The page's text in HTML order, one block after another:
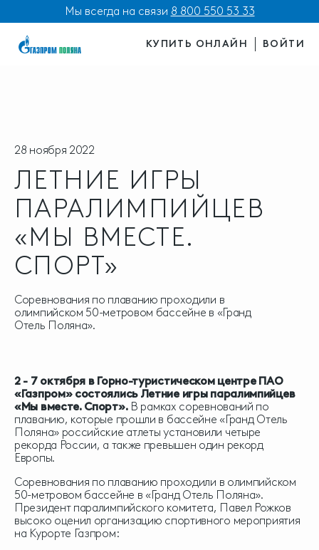
Мы всегда на связи 8 800 550 53 33
КУПИТЬ ОНЛАЙН ВОЙТИ
28 ноября 2022
ЛЕТНИЕ ИГРЫ
ПАРАЛИМПИЙЦЕВ
«МЫ ВМЕСТЕ.
СПОРТ»
Соревнования по плаванию проходили в
олимпийском 50-метровом бассейне в «Гранд
Отель Поляна».
2 - 7 октября в Горно-туристическом центре ПАО
«Газпром» состоялись Летние игры паралимпийцев
«Мы вместе. Спорт».В рамках соревнований по
плаванию, которые прошли в бассейне «Гранд Отель
Поляна» российские атлеты установили четыре
рекорда России, а также превышен один рекорд
Европы.
Соревнования по плаванию проходили в олимпийском
50-метровом бассейне в «Гранд Отель Поляна».
Президент паралимпийского комитета, Павел Рожков
высоко оценил организацию спортивного мероприятия
на Курорте Газпром: